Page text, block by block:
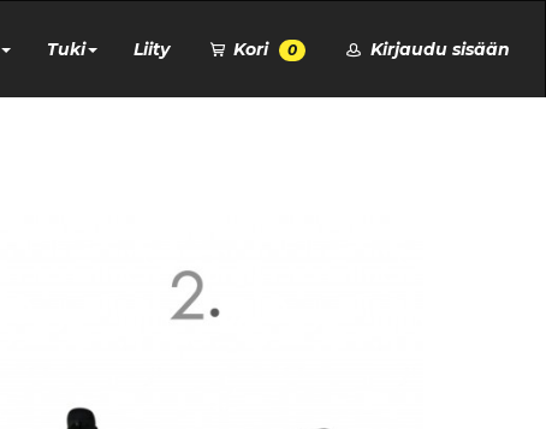
Tuki Liity Kori 0 Kirjaudu sisään